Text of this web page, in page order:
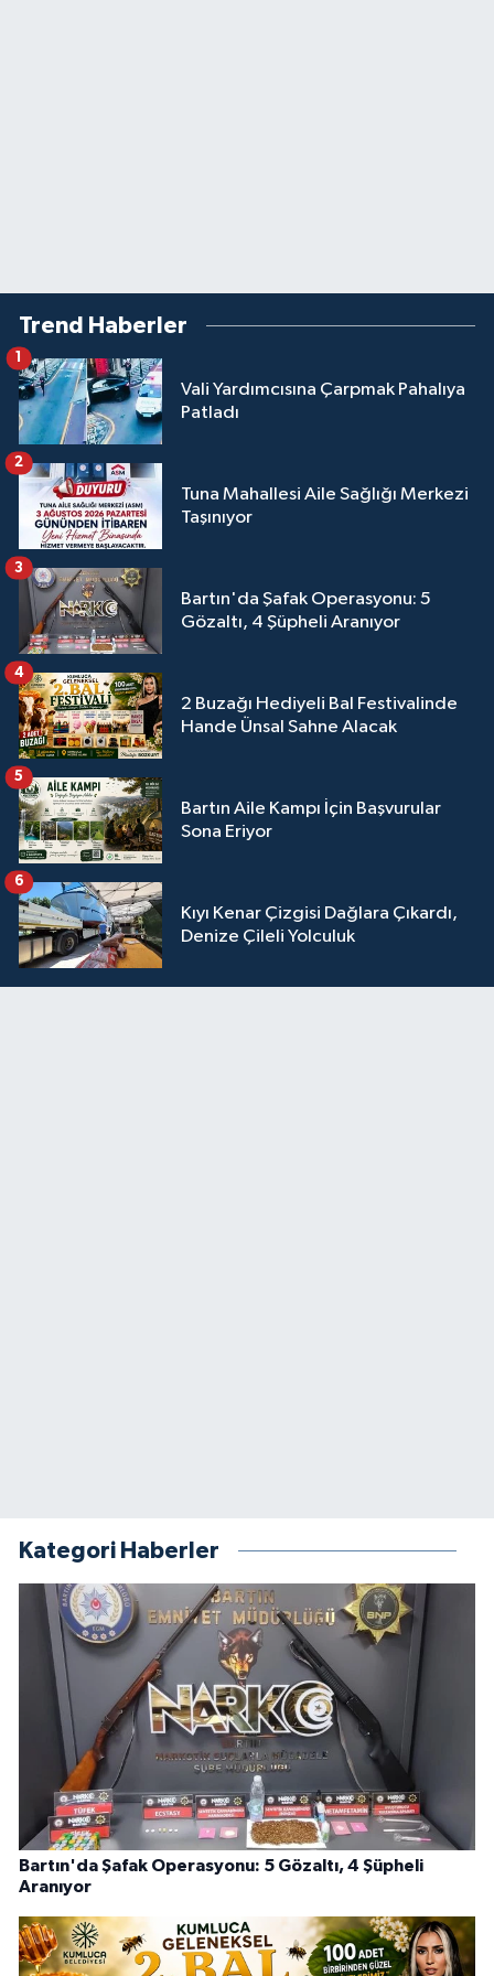
Trend Haberler
Vali Yardımcısına Çarpmak Pahalıya
Patladı
1
Tuna Mahallesi Aile Sağlığı Merkezi
Taşınıyor
2
Bartın'da Şafak Operasyonu: 5
Gözaltı, 4 Şüpheli Aranıyor
3
2 Buzağı Hediyeli Bal Festivalinde
Hande Ünsal Sahne Alacak
4
Bartın Aile Kampı İçin Başvurular
Sona Eriyor
5
Kıyı Kenar Çizgisi Dağlara Çıkardı,
Denize Çileli Yolculuk
6
Kategori Haberler
Bartın'da Şafak Operasyonu: 5 Gözaltı, 4 Şüpheli
Aranıyor